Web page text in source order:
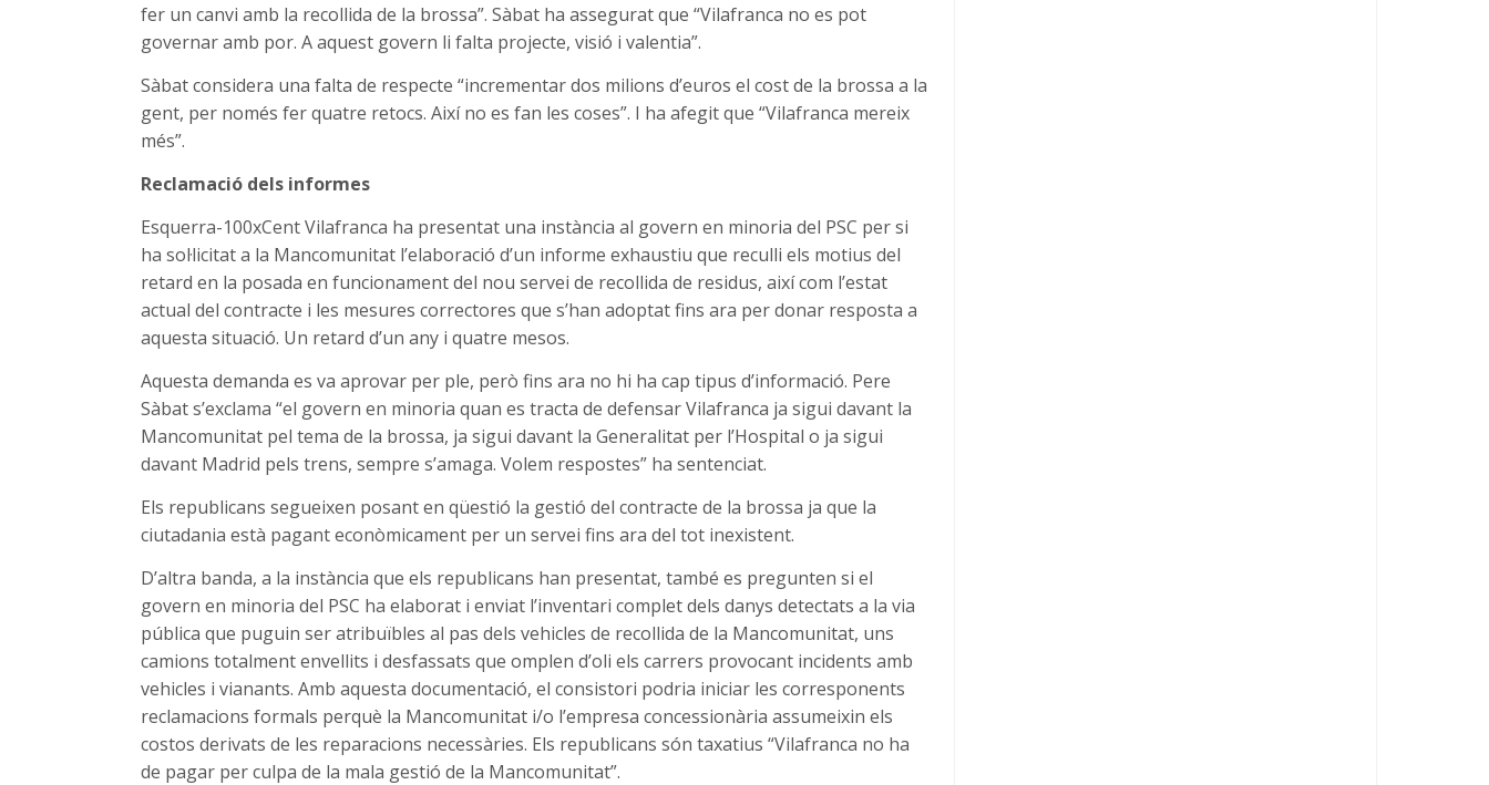
fer un canvi amb la recollida de la brossa”. Sàbat ha assegurat que “Vilafranca no es pot
governar amb por. A aquest govern li falta projecte, visió i valentia”.
Sàbat considera una falta de respecte “incrementar dos milions d’euros el cost de la brossa a la
gent, per només fer quatre retocs. Així no es fan les coses”. I ha afegit que “Vilafranca mereix
més”.
Reclamació dels informes
Esquerra-100xCent Vilafranca ha presentat una instància al govern en minoria del PSC per si
ha sol·licitat a la Mancomunitat l’elaboració d’un informe exhaustiu que reculli els motius del
retard en la posada en funcionament del nou servei de recollida de residus, així com l’estat
actual del contracte i les mesures correctores que s’han adoptat fins ara per donar resposta a
aquesta situació. Un retard d’un any i quatre mesos.
Aquesta demanda es va aprovar per ple, però fins ara no hi ha cap tipus d’informació. Pere
Sàbat s’exclama “el govern en minoria quan es tracta de defensar Vilafranca ja sigui davant la
Mancomunitat pel tema de la brossa, ja sigui davant la Generalitat per l’Hospital o ja sigui
davant Madrid pels trens, sempre s’amaga. Volem respostes” ha sentenciat.
Els republicans segueixen posant en qüestió la gestió del contracte de la brossa ja que la
ciutadania està pagant econòmicament per un servei fins ara del tot inexistent.
D’altra banda, a la instància que els republicans han presentat, també es pregunten si el
govern en minoria del PSC ha elaborat i enviat l’inventari complet dels danys detectats a la via
pública que puguin ser atribuïbles al pas dels vehicles de recollida de la Mancomunitat, uns
camions totalment envellits i desfassats que omplen d’oli els carrers provocant incidents amb
vehicles i vianants. Amb aquesta documentació, el consistori podria iniciar les corresponents
reclamacions formals perquè la Mancomunitat i/o l’empresa concessionària assumeixin els
costos derivats de les reparacions necessàries. Els republicans són taxatius “Vilafranca no ha
de pagar per culpa de la mala gestió de la Mancomunitat”.